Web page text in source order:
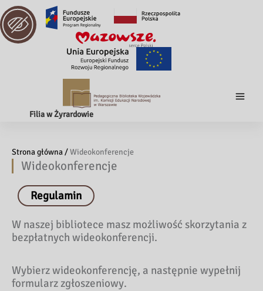
Filia w Żyrardowie
Strona główna /Wideokonferencje
Wideokonferencje
Regulamin
W naszej bibliotece masz możliwość skorzytania z
bezpłatnych wideokonferencji.
Wybierz wideokonferencję, a następnie wypełnij
formularz zgłoszeniowy.